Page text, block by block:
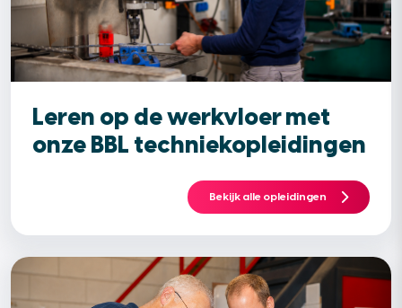
Leren op de werkvloer met
onze BBL techniekopleidingen
Bekijk alle opleidingen